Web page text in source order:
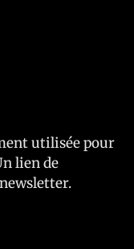
utilisée pour
lien de